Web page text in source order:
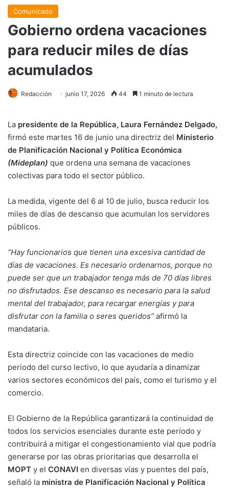
Comunicado
Gobierno ordena vacaciones
para reducir miles de días
acumulados
Redacción junio 17, 2026 44 1 minuto de lectura
La presidente de la República, Laura Fernández Delgado,
firmó este martes 16 de junio una directriz del Ministerio
de Planificación Nacional y Política Económica
(Mideplan) que ordena una semana de vacaciones
colectivas para todo el sector público.
La medida, vigente del 6 al 10 de julio, busca reducir los
miles de días de descanso que acumulan los servidores
públicos.
“Hay funcionarios que tienen una excesiva cantidad de
días de vacaciones. Es necesario ordenarnos, porque no
puede ser que un trabajador tenga más de 70 días libres
no disfrutados. Ese descanso es necesario para la salud
mental del trabajador, para recargar energías y para
disfrutar con la familia o seres queridos” afirmó la
mandataria.
Esta directriz coincide con las vacaciones de medio
periodo del curso lectivo, lo que ayudaría a dinamizar
varios sectores económicos del país, como el turismo y el
comercio.
El Gobierno de la República garantizará la continuidad de
todos los servicios esenciales durante este período y
contribuirá a mitigar el congestionamiento vial que podría
generarse por las obras prioritarias que desarrolla el
MOPT y el CONAVI en diversas vías y puentes del país,
señaló la ministra de Planificación Nacional y Política